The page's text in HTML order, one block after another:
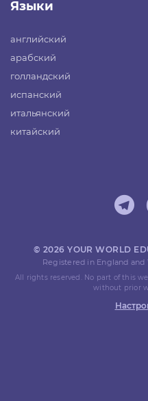
Языки
английский
арабский
голландский
испанский
итальянский
китайский
© 2026 YOUR WORLD
Registered in England and
All rights reserved. No part of this
without prior